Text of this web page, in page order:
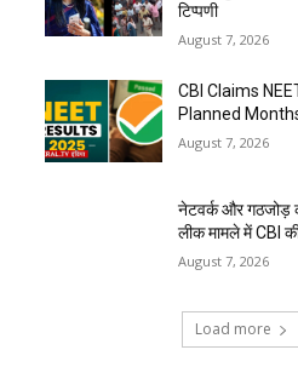
टिप्पणी
August 7, 2026
CBI Claims
Planned
August 7, 2026
नेटवर्क और गठजोड़
लीक मामले में CBI
August 7, 2026
Load more